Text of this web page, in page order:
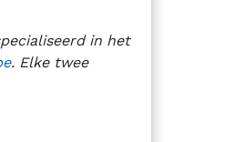
in het
. Elke twee